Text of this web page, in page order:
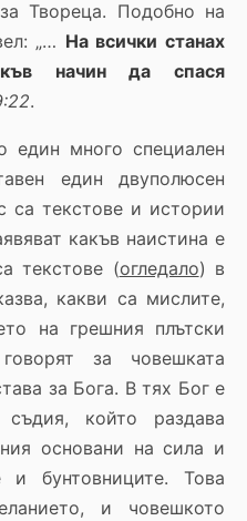
Твореца. Подобно на
„… На всички станах
начин да спася
.
един много специален
един двуполюсен
са текстове и истории
какъв наистина е
текстове (огледало) в
какви са мислите,
на грешния плътски
за човешката
за Бога. В тях Бог е
който раздава
основани на сила и
и бунтовниците. Това
и човешкото